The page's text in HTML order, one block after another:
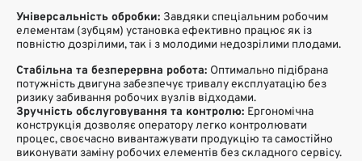
Універсальність обробки: Завдяки спеціальним робочим
елементам (зубцям) установка ефективно працює як із
повністю дозрілими, так і з молодими недозрілими плодами.
Стабільна та безперервна робота: Оптимально підібрана
потужність двигуна забезпечує тривалу експлуатацію без
ризику забивання робочих вузлів відходами.
Зручність обслуговування та контролю: Ергономічна
конструкція дозволяє оператору легко контролювати
процес, своєчасно вивантажувати продукцію та самостійно
виконувати заміну робочих елементів без складного сервісу.